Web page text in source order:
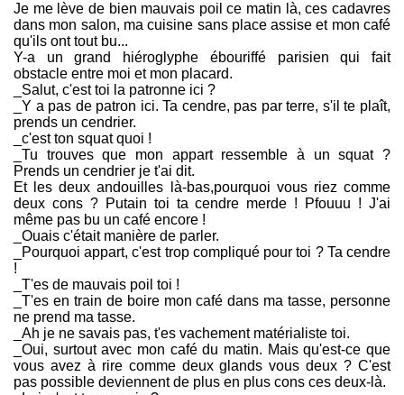
confusion mentale. Les anges n'ont pas de sexe, les
avatars zonards pas plus. Sur ce, bonne lecture. Cette
année, l'auteur des textes demeure anonyme jusqu'au
verdict des votes pour ne pas les influencer. Tant qu'il
reste des textes à publier, il vous est toujours possible de
poster une ou plusieurs contributions pour briguer le titre
de Grand Inquisiteur de l'Ordre de Saint-Con.
Je me lève de bien mauvais poil ce matin là, ces cadavres
dans mon salon, ma cuisine sans place assise et mon café
qu'ils ont tout bu...
Y-a un grand hiéroglyphe ébouriffé parisien qui fait
obstacle entre moi et mon placard.
_Salut, c'est toi la patronne ici ?
_Y a pas de patron ici. Ta cendre, pas par terre, s'il te plaît,
prends un cendrier.
_c'est ton squat quoi !
_Tu trouves que mon appart ressemble à un squat ?
Prends un cendrier je t'ai dit.
Et les deux andouilles là-bas,pourquoi vous riez comme
deux cons ? Putain toi ta cendre merde ! Pfouuu ! J'ai
même pas bu un café encore !
_Ouais c'était manière de parler.
_Pourquoi appart, c'est trop compliqué pour toi ? Ta cendre
!
_T'es de mauvais poil toi !
_T'es en train de boire mon café dans ma tasse, personne
ne prend ma tasse.
_Ah je ne savais pas, t'es vachement matérialiste toi.
_Oui, surtout avec mon café du matin. Mais qu'est-ce que
vous avez à rire comme deux glands vous deux ? C'est
pas possible deviennent de plus en plus cons ces deux-là.